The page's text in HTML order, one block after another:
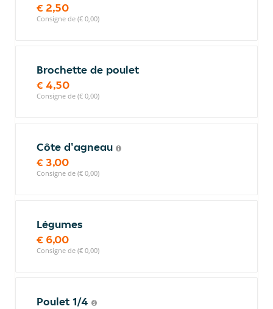
€ 2,50
Consigne de (€ 0,00)
Brochette de poulet
€ 4,50
Consigne de (€ 0,00)
Côte d'agneau
€ 3,00
Consigne de (€ 0,00)
Légumes
€ 6,00
Consigne de (€ 0,00)
Poulet 1/4